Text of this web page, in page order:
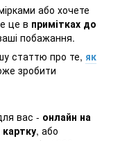
або хочете
це в примітках до
побажання.
статтю про те, як
зробити
вас - онлайн на
, або